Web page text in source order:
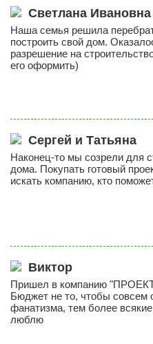
Газобетон
Керамблок
Дополнительно
Гараж
Индивидуальное
Состав проекта
ИНФОРМАЦИЯ
Светлана
Наша семья решила
построить свой дом.
разрешение на
его оформить)
Сергей и Татьяна
Наконец-то мы созрели для
дома. Покупать готовый
искать компанию, кто
Виктор
Пришел в компанию
Бюджет не то, чтобы совсем
фанатизма, тем более
люблю